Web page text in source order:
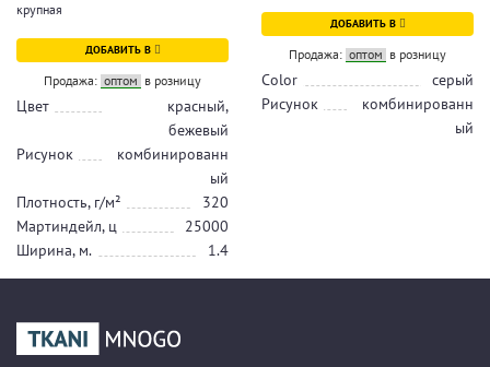
крупная
ДОБАВИТЬ В
Продажа: оптом в розницу
Цвет
красный,
бежевый
Рисунок
комбинированн
ый
Плотность, г/м²
320
Мартиндейл, ц
25000
Ширина, м.
1.4
ДОБАВИТЬ В
Продажа: оптом в розницу
Color
серый
Рисунок
комбинированн
ый